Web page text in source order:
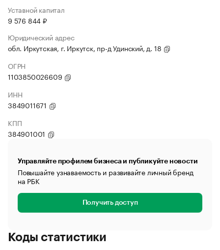
Уставной капитал
9 576 844 ₽
Юридический адрес
обл. Иркутская, г. Иркутск, пр-д Удинский, д. 18
ОГРН
1103850026609
ИНН
3849011671
КПП
384901001
Управляйте профилем бизнеса и публикуйте новости
Повышайте узнаваемость и развивайте личный бренд
на РБК
Получить доступ
Коды статистики